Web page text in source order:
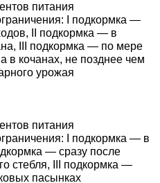
питания
I подкормка —
II подкормка — в
III подкормка — по мере
в кочанах, не позднее чем
урожая
питания
I подкормка — в
— сразу после
стебля, III подкормка —
пасынках